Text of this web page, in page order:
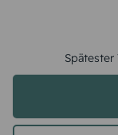
Spätester